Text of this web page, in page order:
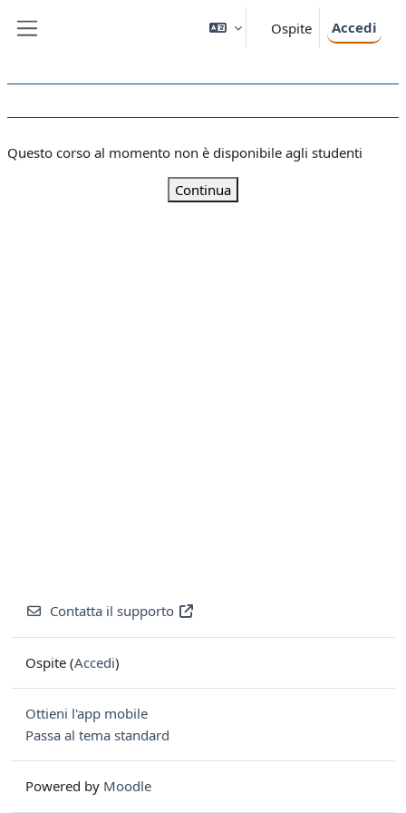
Ospite Accedi
Questo corso al momento non è disponibile agli studenti
Continua
Contatta il supporto
Ospite (Accedi)
Ottieni l'app mobile
Passa al tema standard
Powered by Moodle